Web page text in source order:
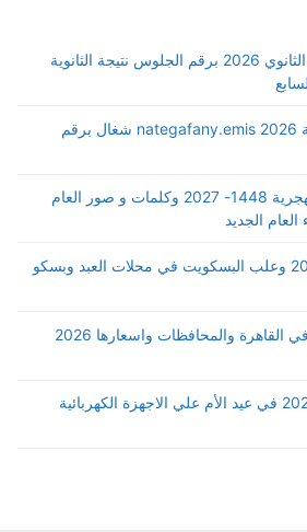
معرفة نتيجة الصف الثالث الثانوي 2026 برقم الجلوس نتيجة الثانوية
رابط نتيجة الدبلومات الفنية 2026 nategafany.emis شغال برقم
رسائل تهنئة رأس السنة الهجرية 1448- 2027 وكلمات و صور العام
جميع أسعار كحك العيد 2026 وعلب البسكويت في محلات العبد وبسكو
اجمل أماكن خروجة العيد في القاهرة والمحافظات واسعارها 2026
تخفيضات كارفور مارس 2026 في عيد الأم علي الاجهزة الكهربائية